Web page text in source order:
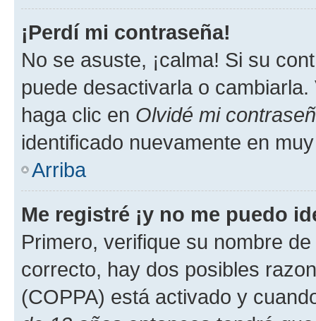
¡Perdí mi contraseña!
No se asuste, ¡calma! Si su
puede desactivarla o
haga clic en Olvidé mi
identificado nuevamente en
Arriba
Me registré ¡y no me puedo
Primero, verifique su nombre
correcto, hay dos posibles
(COPPA) está activado y